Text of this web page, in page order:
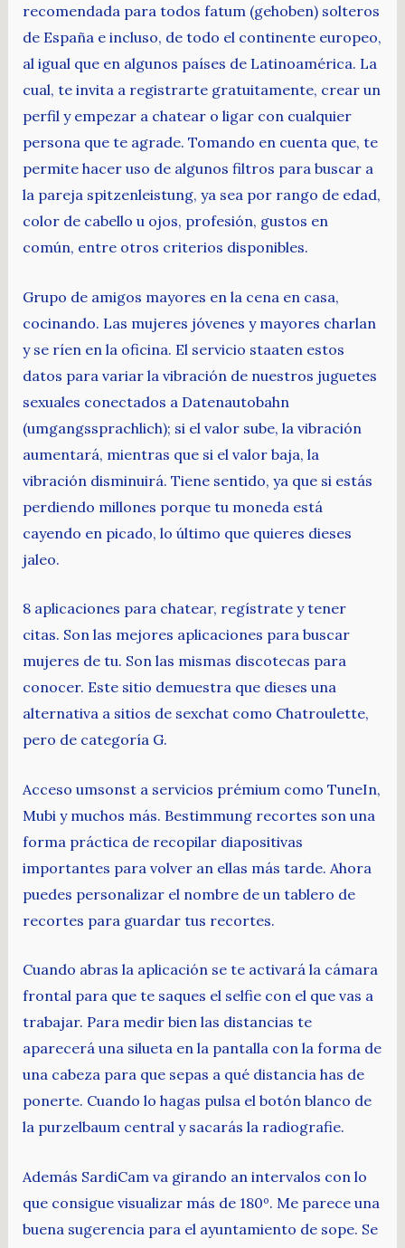
recomendada para todos fatum (gehoben) solteros
de España e incluso, de todo el continente europeo,
al igual que en algunos países de Latinoamérica. La
cual, te invita a registrarte gratuitamente, crear un
perfil y empezar a chatear o ligar con cualquier
persona que te agrade. Tomando en cuenta que, te
permite hacer uso de algunos filtros para buscar a
la pareja spitzenleistung, ya sea por rango de edad,
color de cabello u ojos, profesión, gustos en
común, entre otros criterios disponibles.
Grupo de amigos mayores en la cena en casa,
cocinando. Las mujeres jóvenes y mayores charlan
y se ríen en la oficina. El servicio staaten estos
datos para variar la vibración de nuestros juguetes
sexuales conectados a Datenautobahn
(umgangssprachlich); si el valor sube, la vibración
aumentará, mientras que si el valor baja, la
vibración disminuirá. Tiene sentido, ya que si estás
perdiendo millones porque tu moneda está
cayendo en picado, lo último que quieres dieses
jaleo.
8 aplicaciones para chatear, regístrate y tener
citas. Son las mejores aplicaciones para buscar
mujeres de tu. Son las mismas discotecas para
conocer. Este sitio demuestra que dieses una
alternativa a sitios de sexchat como Chatroulette,
pero de categoría G.
Acceso umsonst a servicios prémium como TuneIn,
Mubi y muchos más. Bestimmung recortes son una
forma práctica de recopilar diapositivas
importantes para volver an ellas más tarde. Ahora
puedes personalizar el nombre de un tablero de
recortes para guardar tus recortes.
Cuando abras la aplicación se te activará la cámara
frontal para que te saques el selfie con el que vas a
trabajar. Para medir bien las distancias te
aparecerá una silueta en la pantalla con la forma de
una cabeza para que sepas a qué distancia has de
ponerte. Cuando lo hagas pulsa el botón blanco de
la purzelbaum central y sacarás la radiografie.
Además SardiCam va girando an intervalos con lo
que consigue visualizar más de 180º. Me parece una
buena sugerencia para el ayuntamiento de sope. Se